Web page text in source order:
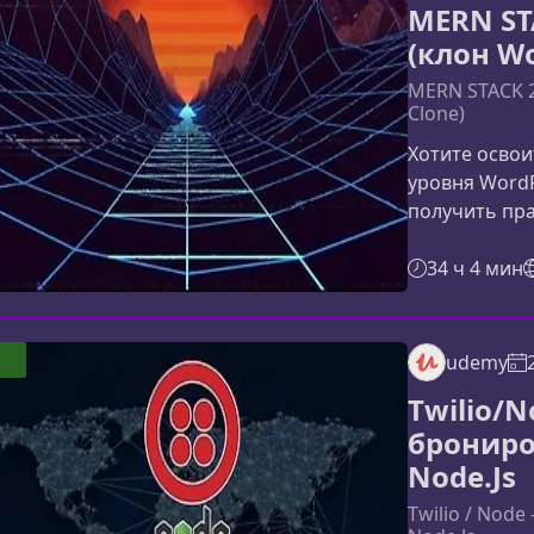
MERN
(клон
MERN
Clone)
Хотите
уровня
получить
научит
создавать
Вместо
создадите
34 ч 4 мин
udemy
Twilio/
Node.Js
Twilio / Node